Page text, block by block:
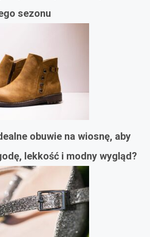
sezonu
obuwie na wiosnę, aby
lekkość i modny wygląd?